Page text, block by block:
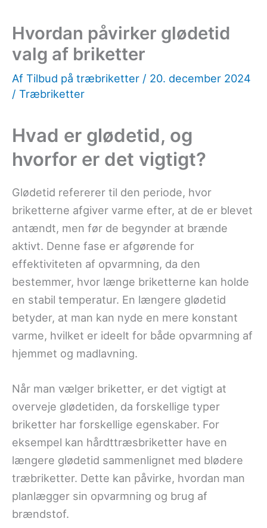
Hvordan påvirker glødetid
valg af briketter
Af Tilbud på træbriketter / 20. december 2024
/ Træbriketter
Hvad er glødetid, og
hvorfor er det vigtigt?
Glødetid refererer til den periode, hvor
briketterne afgiver varme efter, at de er blevet
antændt, men før de begynder at brænde
aktivt. Denne fase er afgørende for
effektiviteten af opvarmning, da den
bestemmer, hvor længe briketterne kan holde
en stabil temperatur. En længere glødetid
betyder, at man kan nyde en mere konstant
varme, hvilket er ideelt for både opvarmning af
hjemmet og madlavning.
Når man vælger briketter, er det vigtigt at
overveje glødetiden, da forskellige typer
briketter har forskellige egenskaber. For
eksempel kan hårdttræsbriketter have en
længere glødetid sammenlignet med blødere
træbriketter. Dette kan påvirke, hvordan man
planlægger sin opvarmning og brug af
brændstof.